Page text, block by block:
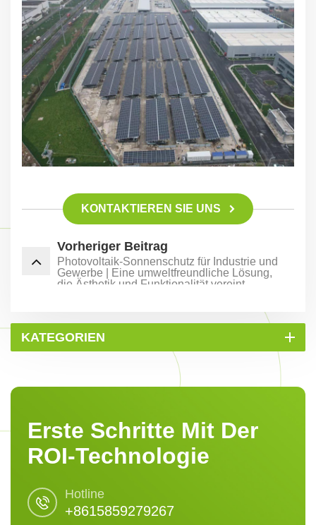
KONTAKTIEREN SIE UNS
Vorheriger Beitrag
Photovoltaik-Sonnenschutz für Industrie und
Gewerbe | Eine umweltfreundliche Lösung,
die Ästhetik und Funktionalität vereint
KATEGORIEN
Erste Schritte Mit Der
ROI-Technologie
Hotline
+8615859279267